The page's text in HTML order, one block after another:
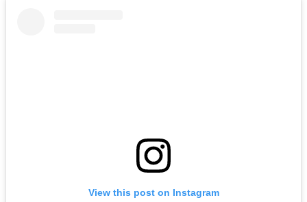
View this post on Instagram